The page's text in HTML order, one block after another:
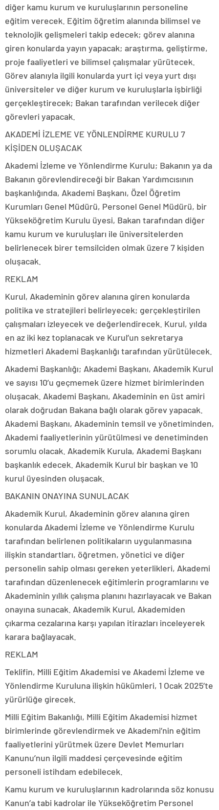
diğer kamu kurum ve kuruluşlarının personeline
eğitim verecek. Eğitim öğretim alanında bilimsel ve
teknolojik gelişmeleri takip edecek; görev alanına
giren konularda yayın yapacak; araştırma, geliştirme,
proje faaliyetleri ve bilimsel çalışmalar yürütecek.
Görev alanıyla ilgili konularda yurt içi veya yurt dışı
üniversiteler ve diğer kurum ve kuruluşlarla işbirliği
gerçekleştirecek; Bakan tarafından verilecek diğer
görevleri yapacak.
AKADEMİ İZLEME VE YÖNLENDİRME KURULU 7
KİŞİDEN OLUŞACAK
Akademi İzleme ve Yönlendirme Kurulu; Bakanın ya da
Bakanın görevlendireceği bir Bakan Yardımcısının
başkanlığında, Akademi Başkanı, Özel Öğretim
Kurumları Genel Müdürü, Personel Genel Müdürü, bir
Yükseköğretim Kurulu üyesi, Bakan tarafından diğer
kamu kurum ve kuruluşları ile üniversitelerden
belirlenecek birer temsilciden olmak üzere 7 kişiden
oluşacak.
REKLAM
Kurul, Akademinin görev alanına giren konularda
politika ve stratejileri belirleyecek; gerçekleştirilen
çalışmaları izleyecek ve değerlendirecek. Kurul, yılda
en az iki kez toplanacak ve Kurul’un sekretarya
hizmetleri Akademi Başkanlığı tarafından yürütülecek.
Akademi Başkanlığı; Akademi Başkanı, Akademik Kurul
ve sayısı 10’u geçmemek üzere hizmet birimlerinden
oluşacak. Akademi Başkanı, Akademinin en üst amiri
olarak doğrudan Bakana bağlı olarak görev yapacak.
Akademi Başkanı, Akademinin temsil ve yönetiminden,
Akademi faaliyetlerinin yürütülmesi ve denetiminden
sorumlu olacak. Akademik Kurula, Akademi Başkanı
başkanlık edecek. Akademik Kurul bir başkan ve 10
kurul üyesinden oluşacak.
BAKANIN ONAYINA SUNULACAK
Akademik Kurul, Akademinin görev alanına giren
konularda Akademi İzleme ve Yönlendirme Kurulu
tarafından belirlenen politikaların uygulanmasına
ilişkin standartları, öğretmen, yönetici ve diğer
personelin sahip olması gereken yeterlikleri, Akademi
tarafından düzenlenecek eğitimlerin programlarını ve
Akademinin yıllık çalışma planını hazırlayacak ve Bakan
onayına sunacak. Akademik Kurul, Akademiden
çıkarma cezalarına karşı yapılan itirazları inceleyerek
karara bağlayacak.
REKLAM
Teklifin, Milli Eğitim Akademisi ve Akademi İzleme ve
Yönlendirme Kuruluna ilişkin hükümleri, 1 Ocak 2025’te
yürürlüğe girecek.
Milli Eğitim Bakanlığı, Milli Eğitim Akademisi hizmet
birimlerinde görevlendirmek ve Akademi’nin eğitim
faaliyetlerini yürütmek üzere Devlet Memurları
Kanunu’nun ilgili maddesi çerçevesinde eğitim
personeli istihdam edebilecek.
Kamu kurum ve kuruluşlarının kadrolarında söz konusu
Kanun’a tabi kadrolar ile Yükseköğretim Personel